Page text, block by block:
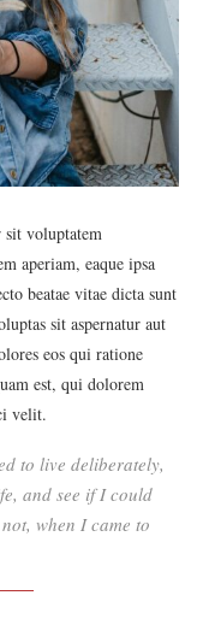
sit voluptatem
aperiam, eaque ipsa
beatae vitae dicta sunt
sit aspernatur aut
eos qui ratione
est, qui dolorem
velit.
to live deliberately,
and see if I could
when I came to